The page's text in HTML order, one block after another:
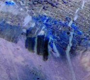
Siirry
sisältöön